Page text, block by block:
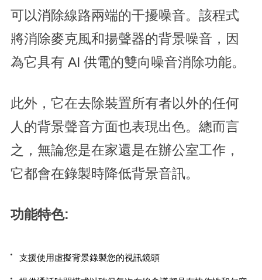
可以消除線路兩端的干擾噪音。該程式
將消除麥克風和揚聲器的背景噪音，因
為它具有 AI 供電的雙向噪音消除功能。
此外，它在去除裝置所有者以外的任何
人的背景聲音方面也表現出色。總而言
之，無論您是在家還是在辦公室工作，
它都會在錄製時降低背景音訊。
功能特色:
支援使用虛擬背景錄製您的視訊鏡頭